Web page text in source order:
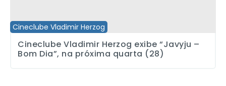
Cineclube Vladimir Herzog
Cineclube Vladimir Herzog exibe “Javyju –
Bom Dia”, na próxima quarta (28)